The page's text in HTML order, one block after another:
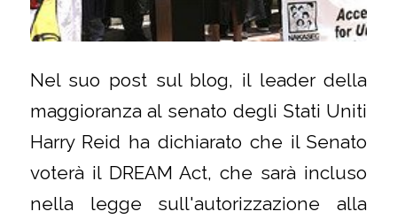
Nel suo post sul blog, il leader della
maggioranza al senato degli Stati Uniti
Harry Reid ha dichiarato che il Senato
voterà il DREAM Act, che sarà incluso
nella legge sull'autorizzazione alla